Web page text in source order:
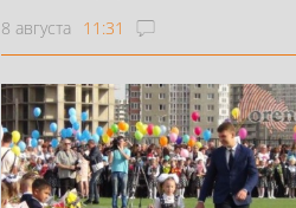
8 августа 11:31